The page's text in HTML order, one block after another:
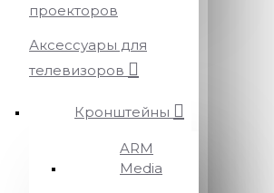
проекторов
Аксессуары для
телевизоров
Кронштейны
ARM
Media